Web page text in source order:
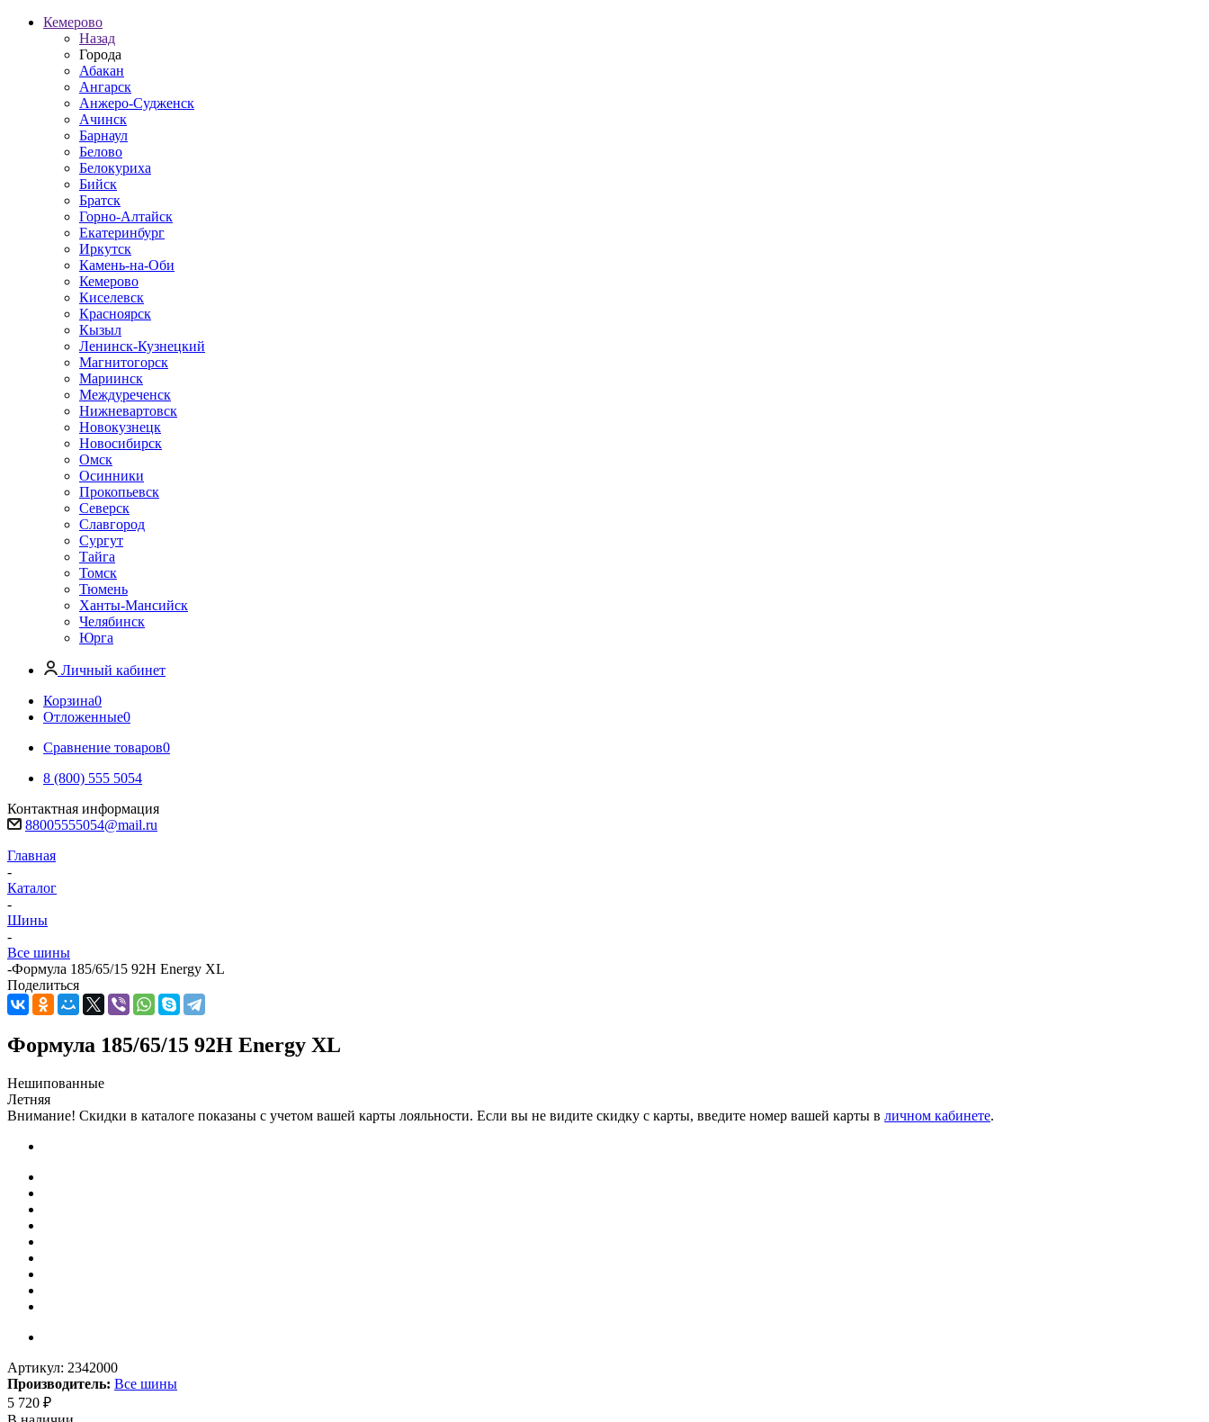
Кемерово
Назад
Города
Абакан
Ангарск
Анжеро-Судженск
Ачинск
Барнаул
Белово
Белокуриха
Бийск
Братск
Горно-Алтайск
Екатеринбург
Иркутск
Камень-на-Оби
Кемерово
Киселевск
Красноярск
Кызыл
Ленинск-Кузнецкий
Магнитогорск
Мариинск
Междуреченск
Нижневартовск
Новокузнецк
Новосибирск
Омск
Осинники
Прокопьевск
Северск
Славгород
Сургут
Тайга
Томск
Тюмень
Ханты-Мансийск
Челябинск
Юрга
Личный кабинет
Корзина0
Отложенные0
Сравнение товаров0
8 (800) 555 5054
Контактная информация
88005555054@mail.ru
Главная
-
Каталог
-
Шины
-
Все шины
-Формула 185/65/15 92H Energy XL
Поделиться
Формула 185/65/15 92H Energy XL
Нешипованные
Летняя
Внимание! Скидки в каталоге показаны с учетом вашей карты лояльности. Если вы не видите скидку с карты, введите номер вашей карты в личном кабинете.
Артикул: 2342000
Производитель: Все шины
5 720 ₽